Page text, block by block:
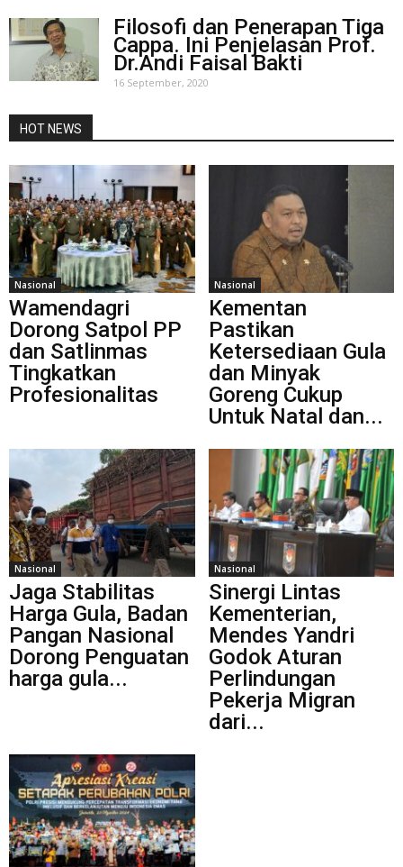
Filosofi dan Penerapan Tiga
Cappa. Ini Penjelasan Prof.
Dr.Andi Faisal Bakti
16 September, 2020
HOT NEWS
Nasional
Wamendagri
Dorong Satpol PP
dan Satlinmas
Tingkatkan
Profesionalitas
Nasional
Kementan
Pastikan
Ketersediaan Gula
dan Minyak
Goreng Cukup
Untuk Natal dan...
Nasional
Jaga Stabilitas
Harga Gula, Badan
Pangan Nasional
Dorong Penguatan
harga gula...
Nasional
Sinergi Lintas
Kementerian,
Mendes Yandri
Godok Aturan
Perlindungan
Pekerja Migran
dari...